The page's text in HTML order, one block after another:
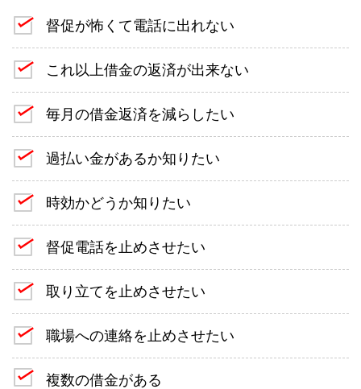
督促が怖くて電話に出れない
これ以上借金の返済が出来ない
毎月の借金返済を減らしたい
過払い金があるか知りたい
時効かどうか知りたい
督促電話を止めさせたい
取り立てを止めさせたい
職場への連絡を止めさせたい
複数の借金がある